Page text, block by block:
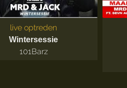
live optreden
Wintersessie
101Barz